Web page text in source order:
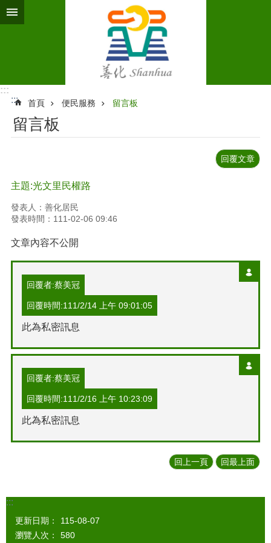
跳到主要內容區塊
:::
:::
首頁 便民服務 留言板
留言板
回覆文章
主題:光文里民權路
發表人：善化居民
發表時間：111-02-06 09:46
文章內容不公開
回覆者:蔡美冠
回覆時間:111/2/14 上午 09:01:05
此為私密訊息
回覆者:蔡美冠
回覆時間:111/2/16 上午 10:23:09
此為私密訊息
回上一頁 回最上面
:::
更新日期：
115-08-07
瀏覽人次：
580